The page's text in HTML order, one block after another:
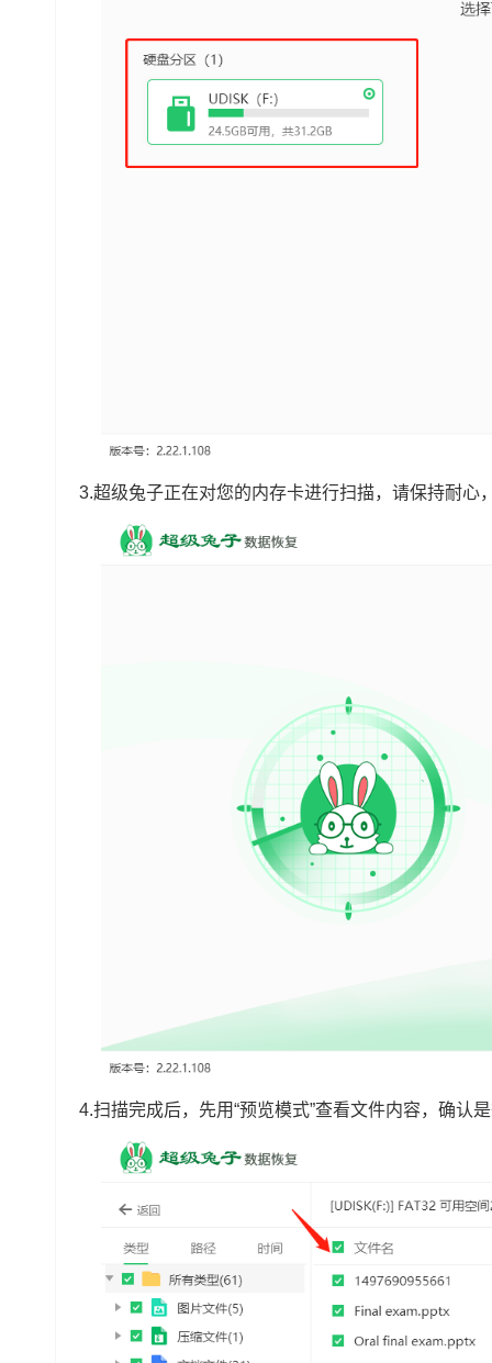
3.超级兔子正在对您的内存卡进行扫描，请保持耐心
4.扫描完成后，先用“预览模式”查看文件内容，确认